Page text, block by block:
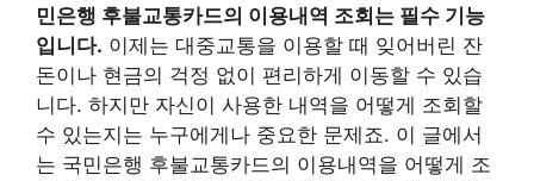
민은행 후불교통카드의 이용내역 조회는 필수 기능
입니다. 이제는 대중교통을 이용할 때 잊어버린 잔
돈이나 현금의 걱정 없이 편리하게 이동할 수 있습
니다. 하지만 자신이 사용한 내역을 어떻게 조회할
수 있는지는 누구에게나 중요한 문제죠. 이 글에서
는 국민은행 후불교통카드의 이용내역을 어떻게 조